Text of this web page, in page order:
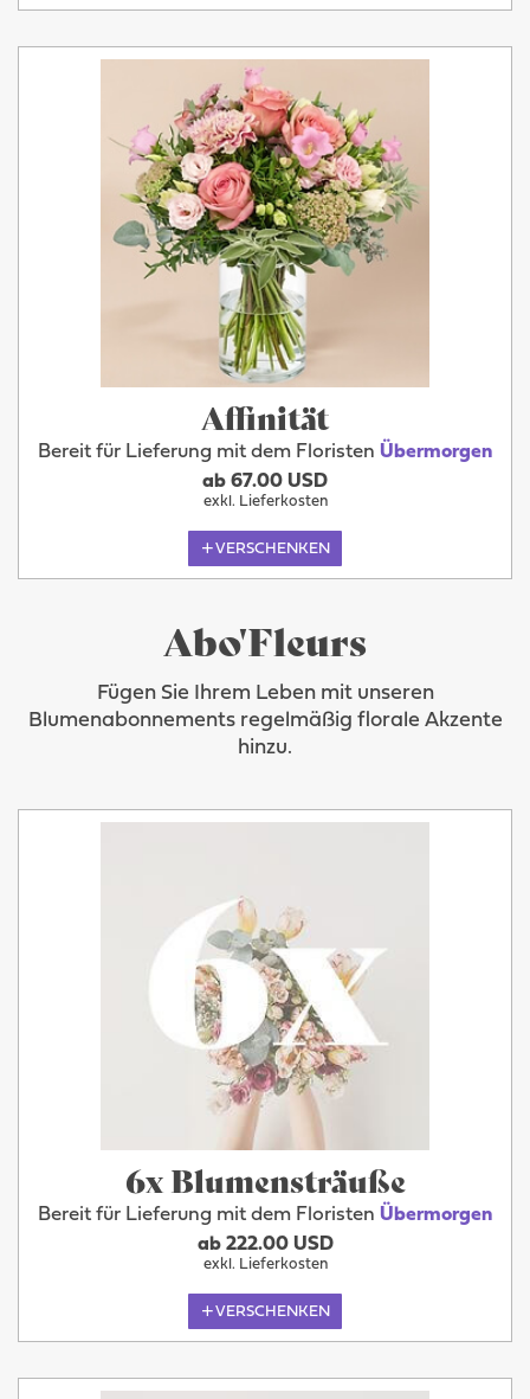
Affinität
Bereit für Lieferung mit dem Floristen Übermorgen
ab 67.00 USD
exkl. Lieferkosten
VERSCHENKEN
Abo'Fleurs
Fügen Sie Ihrem Leben mit unseren
Blumenabonnements regelmäßig florale Akzente
hinzu.
6x Blumensträuße
Bereit für Lieferung mit dem Floristen Übermorgen
ab 222.00 USD
exkl. Lieferkosten
VERSCHENKEN